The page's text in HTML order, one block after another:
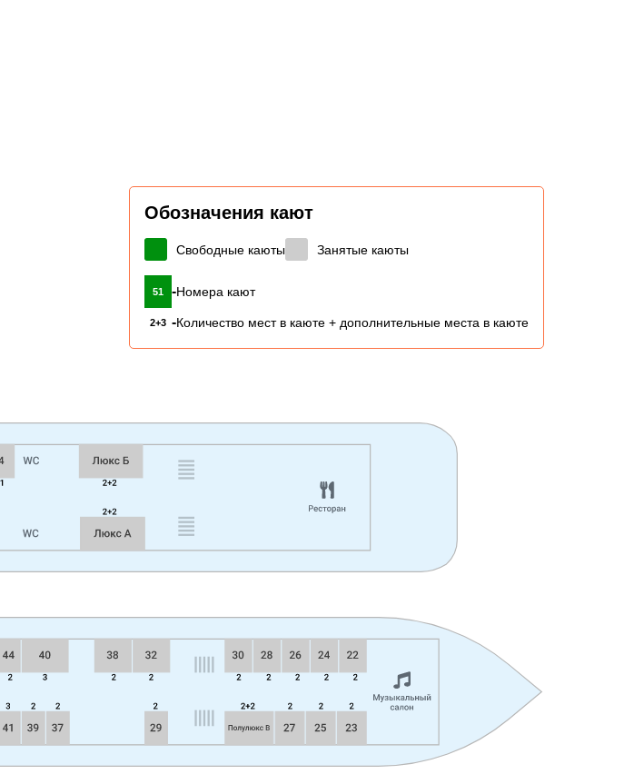
Обозначения кают
Свободные каюты Занятые каюты
51 -Номера кают
2+3 -Количество мест в каюте + дополнительные места в каюте